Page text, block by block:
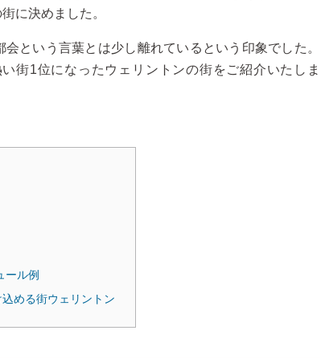
に決めました。
という言葉とは少し離れているという印象でした。
街1位になったウェリントンの街をご紹介いたしま
ール例
める街ウェリントン